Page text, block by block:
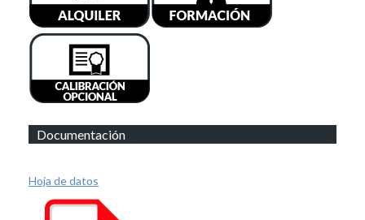
Documentación
Hoja de datos